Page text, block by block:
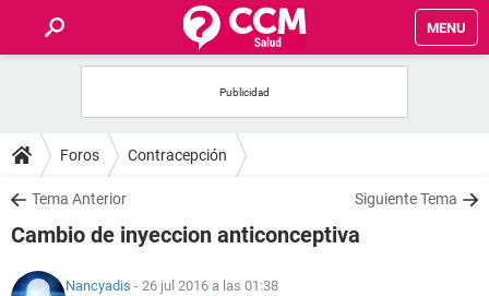
MENU
FOROS
SALUD
Foros Contracepción
Tema Anterior Siguiente Tema
Cambio de inyeccion anticonceptiva
Nancyadis - 26 jul 2016 a las 01:38